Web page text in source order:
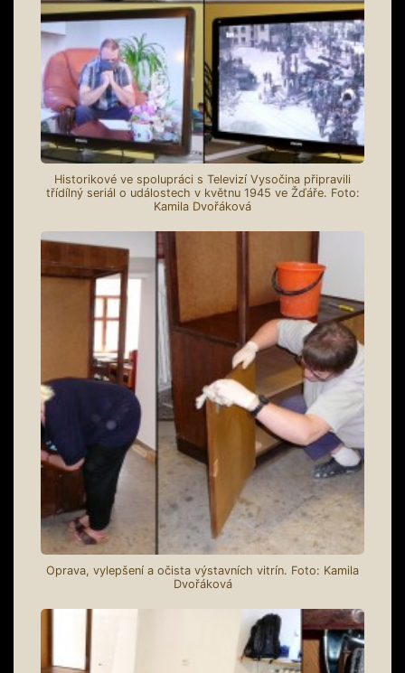
Historikové ve spolupráci s Televizí Vysočina připravili
třídílný seriál o událostech v květnu 1945 ve Žďáře. Foto:
Kamila Dvořáková
Oprava, vylepšení a očista výstavních vitrín. Foto: Kamila
Dvořáková